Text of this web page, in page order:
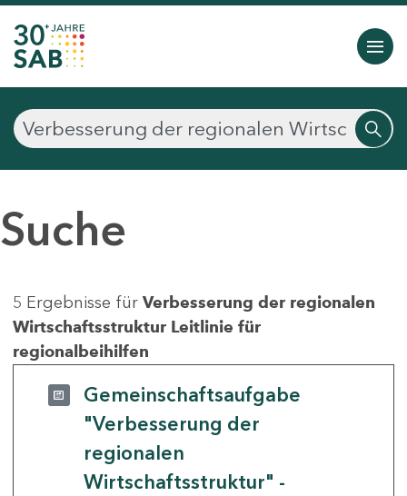
Suche
5 Ergebnisse für Verbesserung der regionalen
Wirtschaftsstruktur Leitlinie für
regionalbeihilfen
Gemeinschaftsaufgabe
"Verbesserung der
regionalen
Wirtschaftsstruktur" -